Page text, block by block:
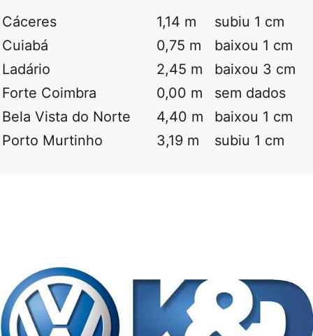
Cáceres 1,14 m
subiu 1 cm
Cuiabá
0,75 m
baixou 1 cm
Ladário
2,45 m
baixou 3 cm
Forte Coimbra
0,00 m
sem dados
Bela Vista do Norte
4,40 m
baixou 1 cm
Porto Murtinho
3,19 m subiu 1 cm